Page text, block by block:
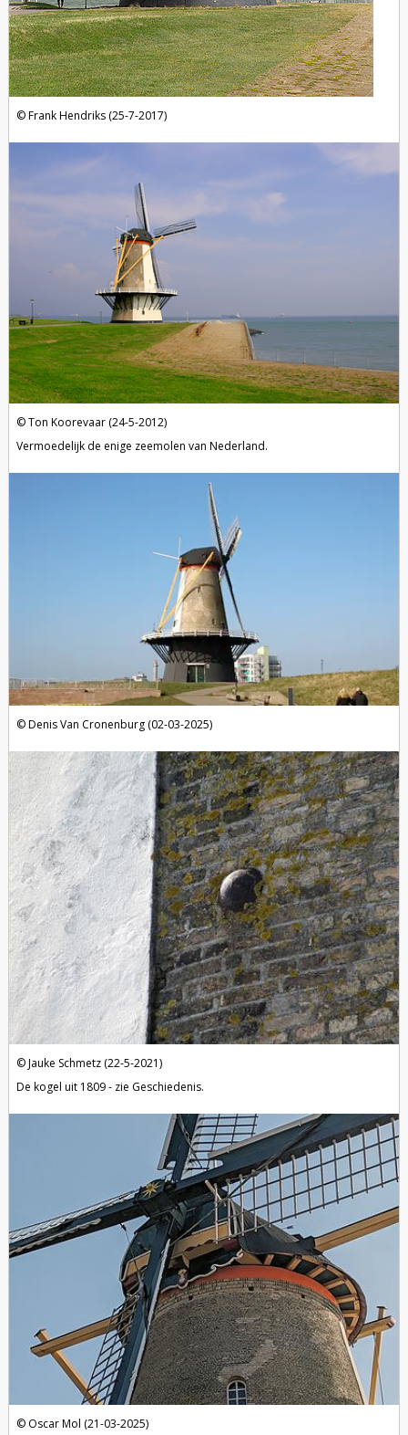
Frank Hendriks (25-7-2017)
Ton Koorevaar (24-5-2012)
Vermoedelijk de enige zeemolen van Nederland.
Denis Van Cronenburg (02-03-2025)
Jauke Schmetz (22-5-2021)
De kogel uit 1809 - zie Geschiedenis.
Oscar Mol (21-03-2025)